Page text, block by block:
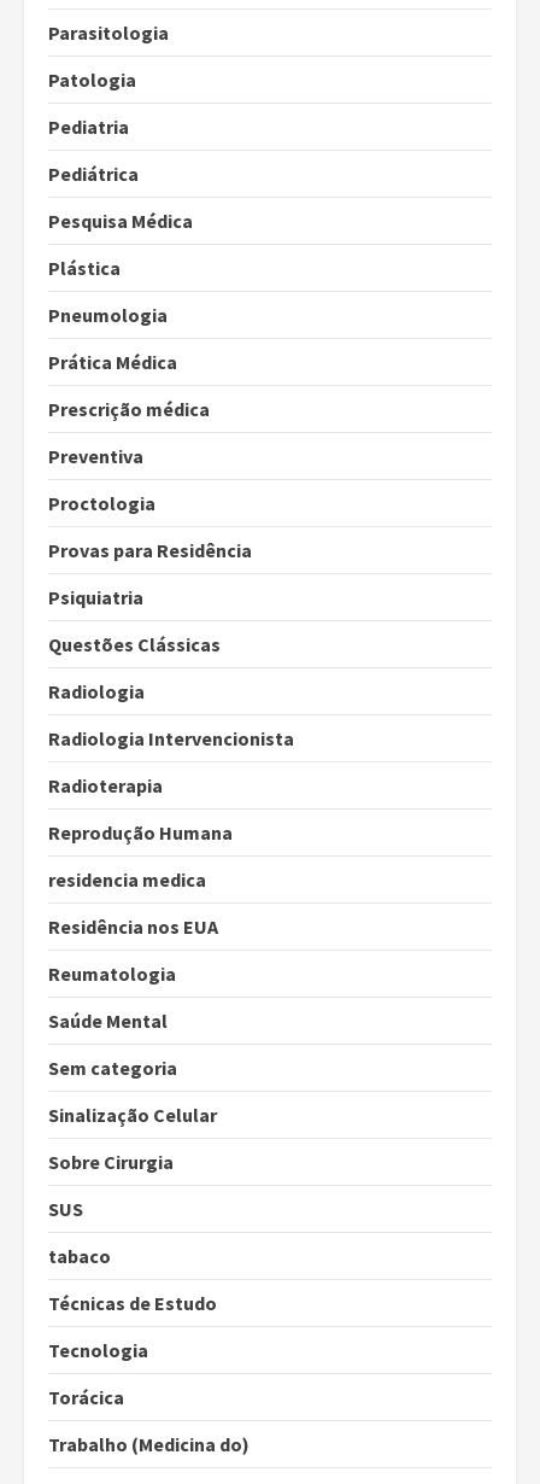
Parasitologia
Patologia
Pediatria
Pediátrica
Pesquisa Médica
Plástica
Pneumologia
Prática Médica
Prescrição médica
Preventiva
Proctologia
Provas para Residência
Psiquiatria
Questões Clássicas
Radiologia
Radiologia Intervencionista
Radioterapia
Reprodução Humana
residencia medica
Residência nos EUA
Reumatologia
Saúde Mental
Sem categoria
Sinalização Celular
Sobre Cirurgia
SUS
tabaco
Técnicas de Estudo
Tecnologia
Torácica
Trabalho (Medicina do)